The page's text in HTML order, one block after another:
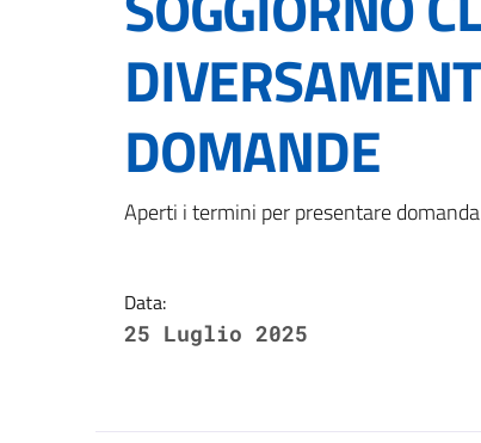
DOMANDE
Dettagli della
Aperti i termini per presentare
Data:
25 Luglio 2025